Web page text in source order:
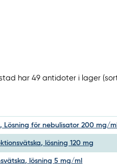
har 49 antidoter i lager
Lösning för nebulisator 200 mg/ml
lösning 120 mg
lösning 5 mg/ml